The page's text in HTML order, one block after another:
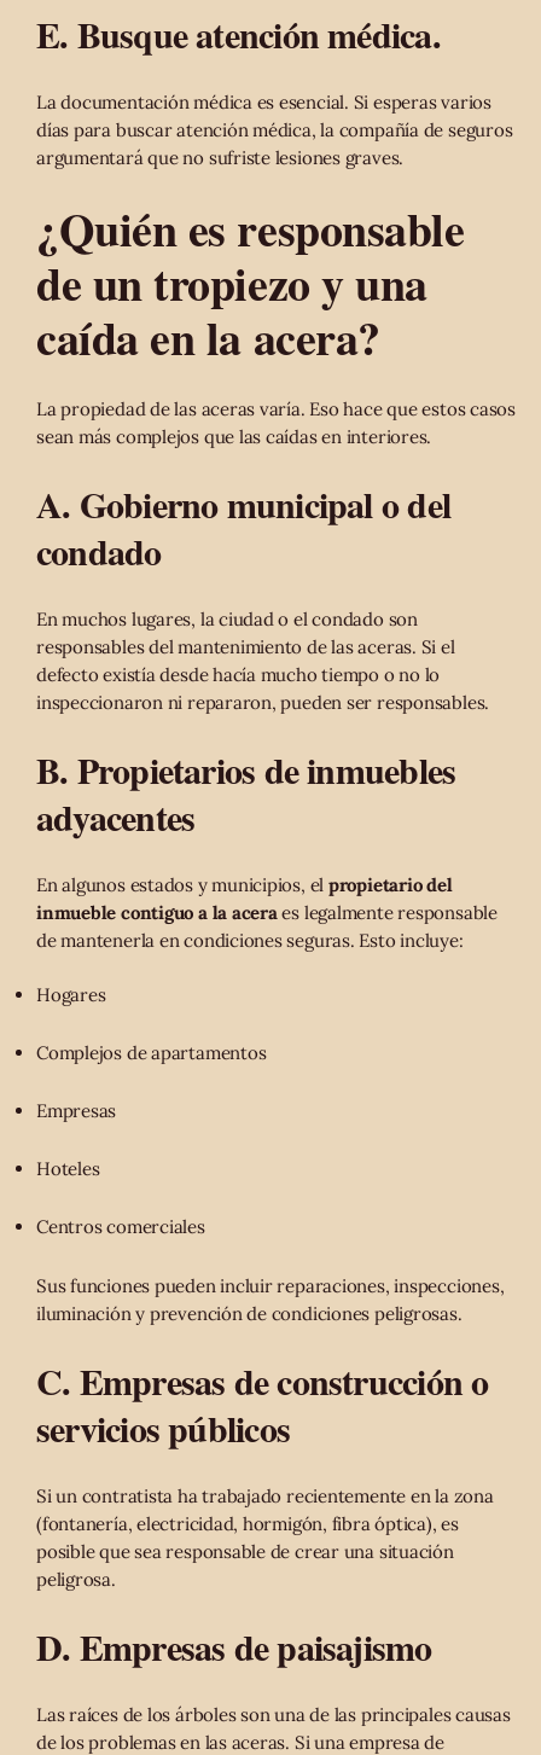
E. Busque atención médica.
La documentación médica es esencial. Si esperas varios
días para buscar atención médica, la compañía de seguros
argumentará que no sufriste lesiones graves.
¿Quién es responsable
de un tropiezo y una
caída en la acera?
La propiedad de las aceras varía. Eso hace que estos casos
sean más complejos que las caídas en interiores.
A. Gobierno municipal o del
condado
En muchos lugares, la ciudad o el condado son
responsables del mantenimiento de las aceras. Si el
defecto existía desde hacía mucho tiempo o no lo
inspeccionaron ni repararon, pueden ser responsables.
B. Propietarios de inmuebles
adyacentes
En algunos estados y municipios, el propietario del
inmueble contiguo a la aceraes legalmente responsable
de mantenerla en condiciones seguras. Esto incluye:
Hogares
Complejos de apartamentos
Empresas
Hoteles
Centros comerciales
Sus funciones pueden incluir reparaciones, inspecciones,
iluminación y prevención de condiciones peligrosas.
C. Empresas de construcción o
servicios públicos
Si un contratista ha trabajado recientemente en la zona
(fontanería, electricidad, hormigón, fibra óptica), es
posible que sea responsable de crear una situación
peligrosa.
D. Empresas de paisajismo
Las raíces de los árboles son una de las principales causas
de los problemas en las aceras. Si una empresa de